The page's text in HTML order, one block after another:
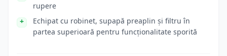
rupere
Echipat cu robinet, supapă preaplin și filtru în
partea superioară pentru funcționalitate sporită